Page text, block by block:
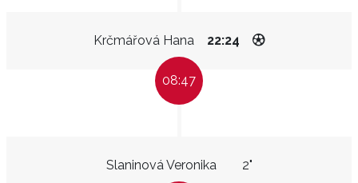
Krčmářová Hana 22:24
08:47
Slaninová Veronika 2"